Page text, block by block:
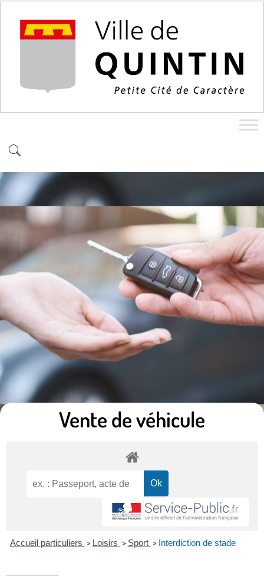
Vente de véhicule
Accueil particuliers > Loisirs > Sport > Interdiction de stade